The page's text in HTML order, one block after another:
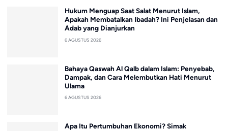
Hukum Menguap Saat Salat Menurut Islam,
Apakah Membatalkan Ibadah? Ini Penjelasan dan
Adab yang Dianjurkan
6 AGUSTUS 2026
Bahaya Qaswah Al Qalb dalam Islam: Penyebab,
Dampak, dan Cara Melembutkan Hati Menurut
Ulama
6 AGUSTUS 2026
Apa Itu Pertumbuhan Ekonomi? Simak